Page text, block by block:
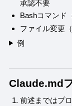
承認不要
Bashコマンド
ファイル変更
例
Claude.md
前述まではプ